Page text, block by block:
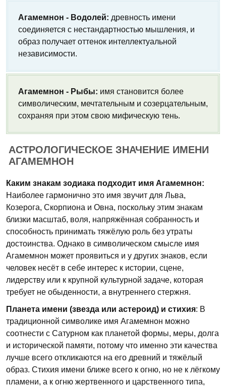
Агамемнон - Водолей: древность имени
соединяется с нестандартностью мышления, и
образ получает оттенок интеллектуальной
независимости.
Агамемнон - Рыбы: имя становится более
символическим, мечтательным и созерцательным,
сохраняя при этом свою мифическую тень.
АСТРОЛОГИЧЕСКОЕ ЗНАЧЕНИЕ ИМЕНИ
АГАМЕМНОН
Каким знакам зодиака подходит имя Агамемнон:
Наиболее гармонично это имя звучит для Льва,
Козерога, Скорпиона и Овна, поскольку этим знакам
близки масштаб, воля, напряжённая собранность и
способность принимать тяжёлую роль без утраты
достоинства. Однако в символическом смысле имя
Агамемнон может проявиться и у других знаков, если
человек несёт в себе интерес к истории, сцене,
лидерству или к крупной культурной задаче, которая
требует не обыденности, а внутреннего стержня.
Планета имени (звезда или астероид) и стихия: В
традиционной символике имя Агамемнон можно
соотнести с Сатурном как планетой формы, меры, долга
и исторической памяти, потому что именно эти качества
лучше всего откликаются на его древний и тяжёлый
образ. Стихия имени ближе всего к огню, но не к лёгкому
пламени, а к огню жертвенного и царственного типа,